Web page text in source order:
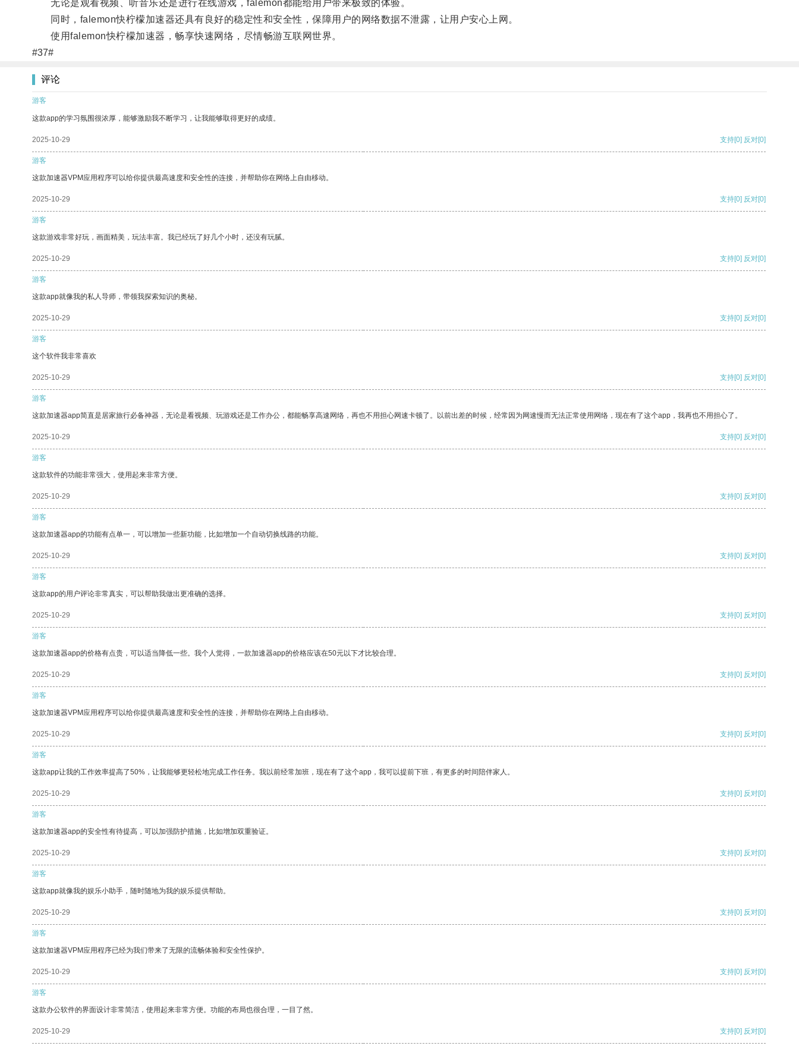
无论是观看视频、听音乐还是进行在线游戏，falemon都能给用户带来极致的体验。
同时，falemon快柠檬加速器还具有良好的稳定性和安全性，保障用户的网络数据不泄露，让用户安心上网。
使用falemon快柠檬加速器，畅享快速网络，尽情畅游互联网世界。
#37#
评论
游客
这款app的学习氛围很浓厚，能够激励我不断学习，让我能够取得更好的成绩。
2025-10-29 支持[0] 反对[0]
游客
这款加速器VPM应用程序可以给你提供最高速度和安全性的连接，并帮助你在网络上自由移动。
2025-10-29 支持[0] 反对[0]
游客
这款游戏非常好玩，画面精美，玩法丰富。我已经玩了好几个小时，还没有玩腻。
2025-10-29 支持[0] 反对[0]
游客
这款app就像我的私人导师，带领我探索知识的奥秘。
2025-10-29 支持[0] 反对[0]
游客
这个软件我非常喜欢
2025-10-29 支持[0] 反对[0]
游客
这款加速器app简直是居家旅行必备神器，无论是看视频、玩游戏还是工作办公，都能畅享高速网络，再也不用担心网速卡顿了。以前出差的时候，经常因为网速慢而无法正常使用网络，现在有了这个app，我再也不用担心了。
2025-10-29 支持[0] 反对[0]
游客
这款软件的功能非常强大，使用起来非常方便。
2025-10-29 支持[0] 反对[0]
游客
这款加速器app的功能有点单一，可以增加一些新功能，比如增加一个自动切换线路的功能。
2025-10-29 支持[0] 反对[0]
游客
这款app的用户评论非常真实，可以帮助我做出更准确的选择。
2025-10-29 支持[0] 反对[0]
游客
这款加速器app的价格有点贵，可以适当降低一些。我个人觉得，一款加速器app的价格应该在50元以下才比较合理。
2025-10-29 支持[0] 反对[0]
游客
这款加速器VPM应用程序可以给你提供最高速度和安全性的连接，并帮助你在网络上自由移动。
2025-10-29 支持[0] 反对[0]
游客
这款app让我的工作效率提高了50%，让我能够更轻松地完成工作任务。我以前经常加班，现在有了这个app，我可以提前下班，有更多的时间陪伴家人。
2025-10-29 支持[0] 反对[0]
游客
这款加速器app的安全性有待提高，可以加强防护措施，比如增加双重验证。
2025-10-29 支持[0] 反对[0]
游客
这款app就像我的娱乐小助手，随时随地为我的娱乐提供帮助。
2025-10-29 支持[0] 反对[0]
游客
这款加速器VPM应用程序已经为我们带来了无限的流畅体验和安全性保护。
2025-10-29 支持[0] 反对[0]
游客
这款办公软件的界面设计非常简洁，使用起来非常方便。功能的布局也很合理，一目了然。
2025-10-29 支持[0] 反对[0]